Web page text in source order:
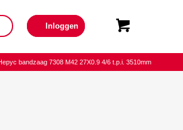
Inloggen
bandzaag 7308 M42 27X0.9 4/6 t.p.i. 3510mm